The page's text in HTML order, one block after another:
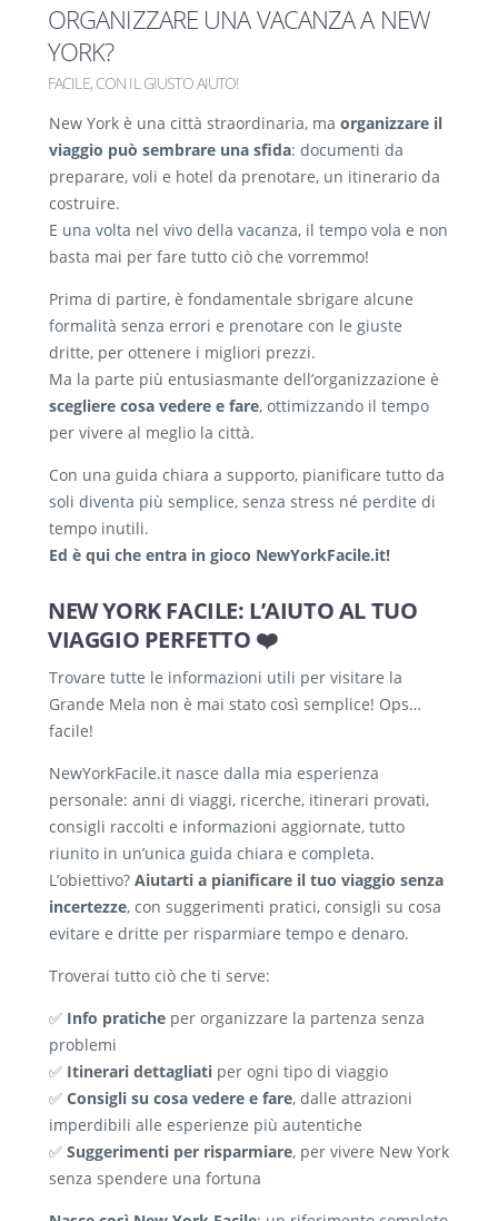
ORGANIZZARE UNA VACANZA A NEW
YORK?
FACILE, CON IL GIUSTO AIUTO!
New York è una città straordinaria, ma organizzare il
viaggio può sembrare una sfida: documenti da
preparare, voli e hotel da prenotare, un itinerario da
costruire.
E una volta nel vivo della vacanza, il tempo vola e non
basta mai per fare tutto ciò che vorremmo!
Prima di partire, è fondamentale sbrigare alcune
formalità senza errori e prenotare con le giuste
dritte, per ottenere i migliori prezzi.
Ma la parte più entusiasmante dell’organizzazione è
scegliere cosa vedere e fare, ottimizzando il tempo
per vivere al meglio la città.
Con una guida chiara a supporto, pianificare tutto da
soli diventa più semplice, senza stress né perdite di
tempo inutili.
Ed è qui che entra in gioco NewYorkFacile.it!
NEW YORK FACILE: L’AIUTO AL TUO
VIAGGIO PERFETTO ❤️
Trovare tutte le informazioni utili per visitare la
Grande Mela non è mai stato così semplice! Ops…
facile!
NewYorkFacile.it nasce dalla mia esperienza
personale: anni di viaggi, ricerche, itinerari provati,
consigli raccolti e informazioni aggiornate, tutto
riunito in un’unica guida chiara e completa.
L’obiettivo? Aiutarti a pianificare il tuo viaggio senza
incertezze, con suggerimenti pratici, consigli su cosa
evitare e dritte per risparmiare tempo e denaro.
Troverai tutto ciò che ti serve:
✅ Info pratiche per organizzare la partenza senza
problemi
✅ Itinerari dettagliati per ogni tipo di viaggio
✅ Consigli su cosa vedere e fare, dalle attrazioni
imperdibili alle esperienze più autentiche
✅ Suggerimenti per risparmiare, per vivere New York
senza spendere una fortuna